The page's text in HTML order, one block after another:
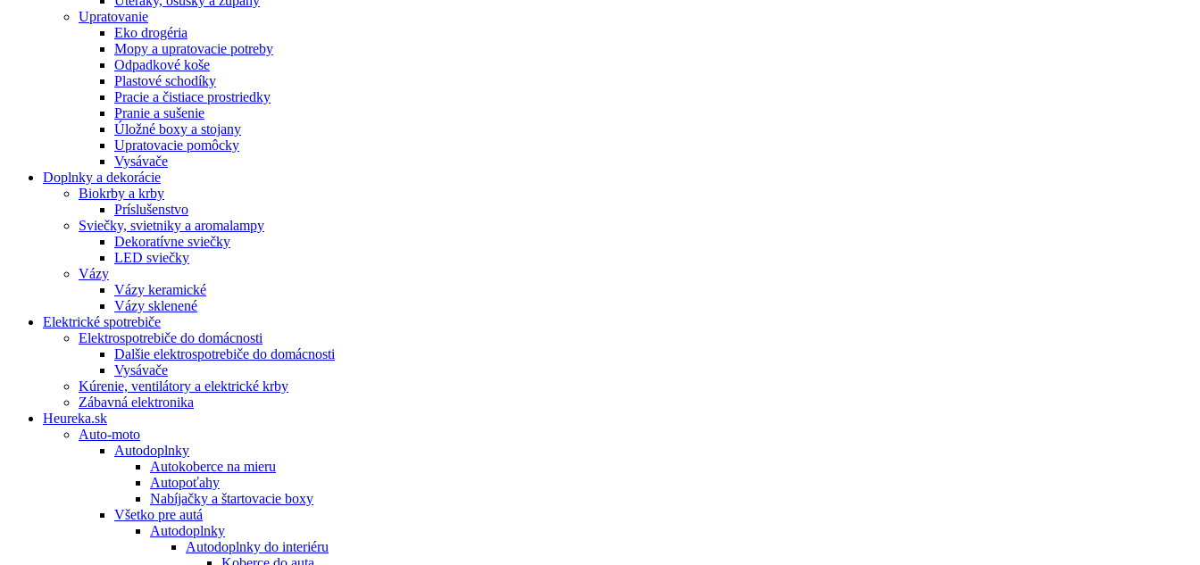
Upratovanie
Eko drogéria
Mopy a upratovacie potreby
Odpadkové koše
Plastové schodíky
Pracie a čistiace prostriedky
Pranie a sušenie
Úložné boxy a stojany
Upratovacie pomôcky
Vysávače
Doplnky a dekorácie
Biokrby a krby
Príslušenstvo
Sviečky, svietniky a aromalampy
Dekoratívne sviečky
LED sviečky
Vázy
Vázy keramické
Vázy sklenené
Elektrické spotrebiče
Elektrospotrebiče do domácnosti
Dalšie elektrospotrebiče do domácnosti
Vysávače
Kúrenie, ventilátory a elektrické krby
Zábavná elektronika
Heureka.sk
Auto-moto
Autodoplnky
Autokoberce na mieru
Autopoťahy
Nabíjačky a štartovacie boxy
Všetko pre autá
Autodoplnky
Autodoplnky do interiéru